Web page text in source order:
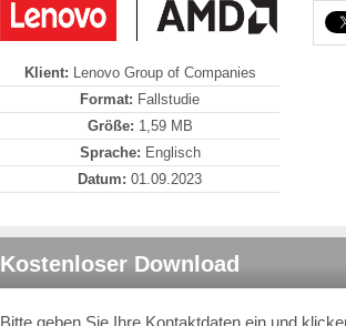
Klient: Lenovo Group of Companies
Format: Fallstudie
Größe: 1,59 MB
Sprache: Englisch
Datum: 01.09.2023
Kostenloser Download
Bitte geben Sie Ihre Kontaktdaten ein und